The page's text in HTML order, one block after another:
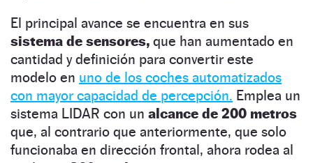
El principal avance se encuentra en sus
sistema de sensores, que han aumentado en
cantidad y definición para convertir este
modelo en uno de los coches automatizados
con mayor capacidad de percepción. Emplea un
sistema LIDAR con un alcance de 200 metros
que, al contrario que anteriormente, que solo
funcionaba en dirección frontal, ahora rodea al